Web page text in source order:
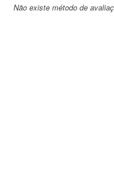
Não existe método de